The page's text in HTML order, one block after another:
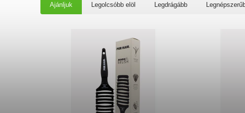
Ajánljuk Legolcsóbb elöl Legdrágább